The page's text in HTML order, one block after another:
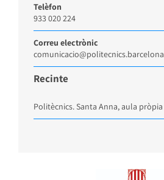
Recinte
Politècnics. Santa Anna, aula pròpia
Telèfon
933 020 224
Correu electrònic
comunicacio@politecnics.barcelona